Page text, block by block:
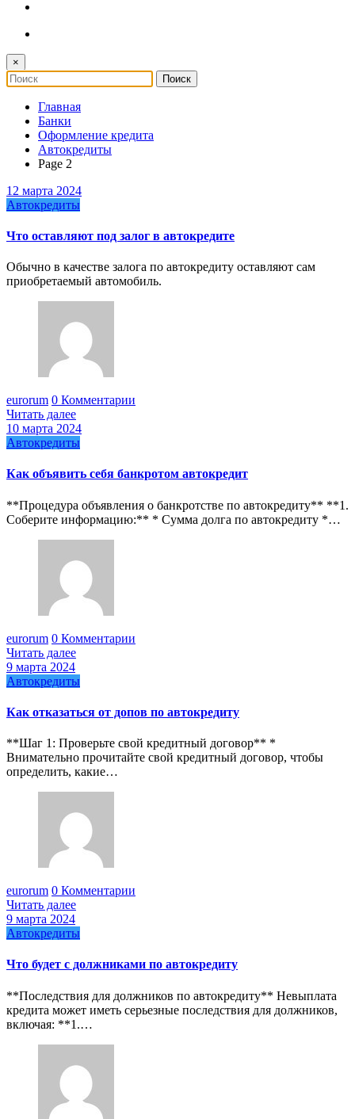
×
Главная
Банки
Оформление кредита
Автокредиты
Page 2
12 марта 2024
Автокредиты
Что оставляют под залог в автокредите
Обычно в качестве залога по автокредиту оставляют сам
приобретаемый автомобиль.
eurorum 0 Комментарии
Читать далее
10 марта 2024
Автокредиты
Как объявить себя банкротом автокредит
**Процедура объявления о банкротстве по автокредиту** **1.
Соберите информацию:** * Сумма долга по автокредиту *…
eurorum 0 Комментарии
Читать далее
9 марта 2024
Автокредиты
Как отказаться от допов по автокредиту
**Шаг 1: Проверьте свой кредитный договор** *
Внимательно прочитайте свой кредитный договор, чтобы
определить, какие…
eurorum 0 Комментарии
Читать далее
9 марта 2024
Автокредиты
Что будет с должниками по автокредиту
**Последствия для должников по автокредиту** Невыплата
кредита может иметь серьезные последствия для должников,
включая: **1.…